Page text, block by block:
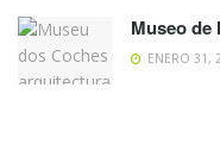
Museo de
ENERO 31,